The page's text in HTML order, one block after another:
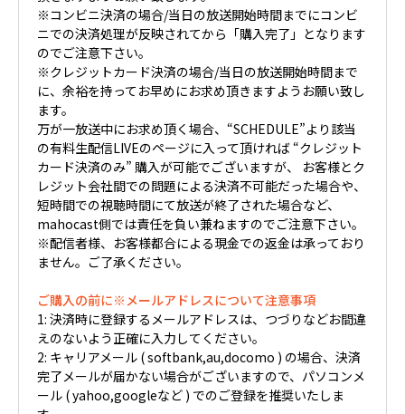
※コンビニ決済の場合/当日の放送開始時間までにコンビ
ニでの決済処理が反映されてから「購入完了」となります
のでご注意下さい。
※クレジットカード決済の場合/当日の放送開始時間まで
に、余裕を持ってお早めにお求め頂きますようお願い致し
ます。
万が一放送中にお求め頂く場合、“SCHEDULE”より該当
の有料生配信LIVEのページに入って頂ければ “クレジット
カード決済のみ” 購入が可能でございますが、 お客様とク
レジット会社間での問題による決済不可能だった場合や、
短時間での視聴時間にて放送が終了された場合など、
mahocast側では責任を負い兼ねますのでご注意下さい。
※配信者様、お客様都合による現金での返金は承っており
ません。ご了承ください。
ご購入の前に※メールアドレスについて注意事項
1: 決済時に登録するメールアドレスは、つづりなどお間違
えのないよう正確に入力してください。
2: キャリアメール ( softbank,au,docomo ) の場合、決済
完了メールが届かない場合がございますので、パソコンメ
ール ( yahoo,googleなど ) でのご登録を推奨いたしま